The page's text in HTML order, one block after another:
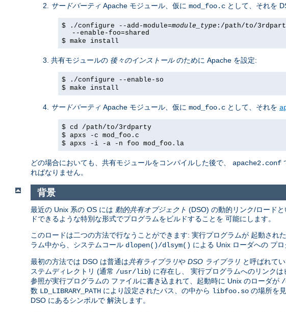
サードパーティ Apache モジュール、仮に mod_foo.c として、それを
$ ./configure --add-module=module_type :/path/to/
--enable-foo=shared
$ make install
共有モジュールの 後々のインストールのために Apache を設定:
$ ./configure --enable-so
$ make install
サードパーティ Apache モジュール、仮に mod_foo.c として、それを
$ cd /path/to/3rdparty
$ apxs -c mod_foo.c
$ apxs -i -a -n foo mod_foo.la
どの場合においても、共有モジュールをコンパイルした後で、 apache2.conf
ればなりません。
背景
最近の Unix 系の OS には 動的共有オブジェクト (DSO) の動的リンク/ロード
ドできるような特別な形式でプログラムをビルドすることを 可能にします。
このロードは二つの方法で行なうことができます: 実行プログラムが 起動され
ラム中から、システムコール dlopen()/dlsym() による Unix ローダへの プ
最初の方法では DSO は普通は共有ライブラリや DSO ライブラリ と呼ばれて
ステムディレクトリ (通常 /usr/lib) に存在し、 実行プログラムへのリンクは
参照が実行プログラムの ファイルに書き込まれて、起動時に Unix のローダが
数 LD_LIBRARY_PATH により設定されたパス、の中から libfoo.so の場所を
DSO にあるシンボルで 解決します。